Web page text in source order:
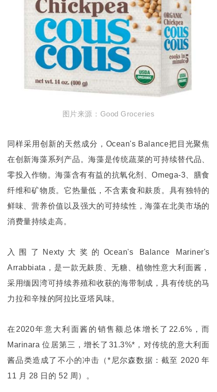
图片来源： Good Groceries
同样采用创新的天然成分， Ocean's Balance把目光聚焦
在创新海藻系列产品。海藻是传统蔬菜的可持续替代品、
零投入作物。海藻含有有益的抗氧化剂、Omega-3 、膳食
纤维和矿物质。它热量低，不含素食和麸质。具有独特的
鲜味、营养价值以及强大的可持续性，海藻在北美市场的
消费量持续走高。
入围了 Nexty 大奖的 Ocean's Balance Mariner's
Arrabbiata ，是一款无麸质、无糖、植物性意大利面酱，
采用缅因湾可持续养殖和收获的海带制成，具有传统的马
力拉和辛辣的阿拉比亚塔风味。
在2020年意大利面酱的销售额总体增长了 22.6% ，而
Marinara位居第三，增长了 31.3%* ，对传统的意大利面
酱品类造成了不小的冲击（* 尼尔森数据：截至 2020年
11 月 28 日的 52 周）。